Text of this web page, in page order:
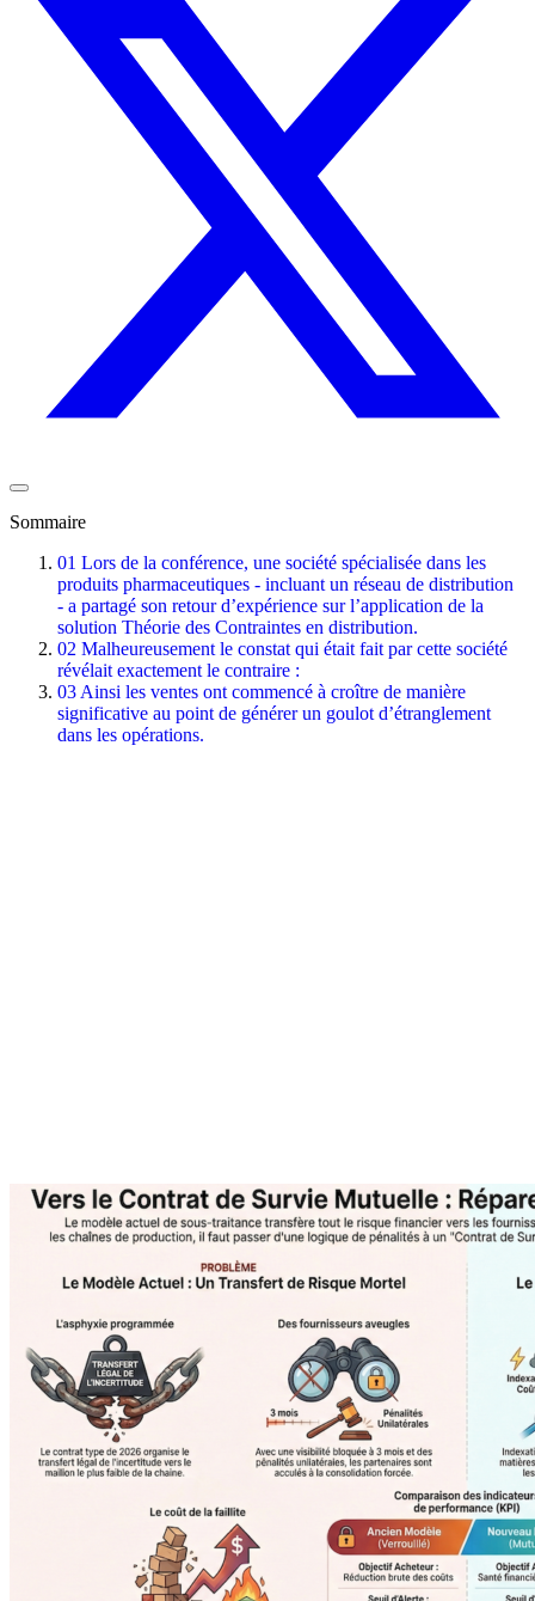
Sommaire
01 Lors de la conférence, une société spécialisée dans les
produits pharmaceutiques - incluant un réseau de distribution
- a partagé son retour d’expérience sur l’application de la
solution Théorie des Contraintes en distribution.
02 Malheureusement le constat qui était fait par cette société
révélait exactement le contraire :
03 Ainsi les ventes ont commencé à croître de manière
significative au point de générer un goulot d’étranglement
dans les opérations.